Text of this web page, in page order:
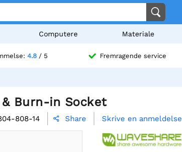
Computere Materiale
4.8 / 5 Fremragende service
Burn-in Socket
808-14  Share Skrive en anmeldelse